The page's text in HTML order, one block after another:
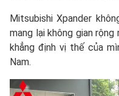
Mitsubishi Xpander
mang lại không gian
khẳng định vị thế của
Nam.